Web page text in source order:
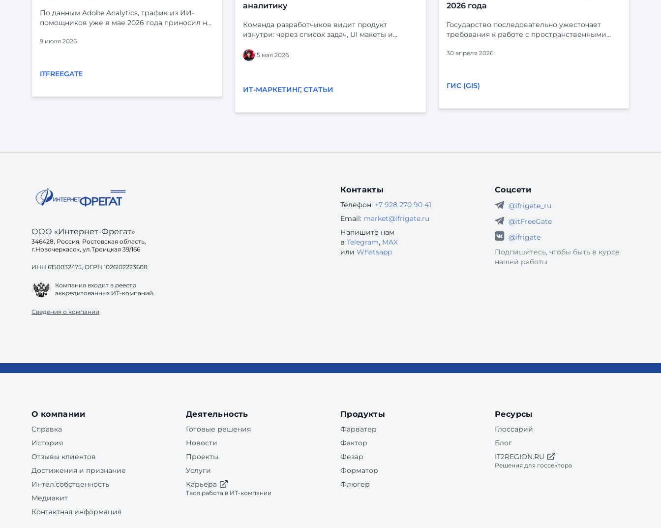
По данным Adobe Analytics, трафик из ИИ-
помощников уже в мае 2026 года приносил на
органический поиск. Посетители, приходящие
изучают сайт и чаще принимают решение о
готов ли ваш са
9 июля 2026
ITFREEGATE
аналитику
Команда разработчиков видит продукт
изнутри: через список задач, UI макеты и
логично: кнопки на месте, статусы продуманы,
сценарий «срабатывает». Но у клиента перед
параллельных дел. Он может отвлечься,
Когда продукт строится «от экранов»,
доходят до конца». «Поддержка завалена
15 мая 2026
ИТ-МАРКЕТИНГ,СТАТЬИ
2026 года
Государство последовательно ужесточает
требования к работе с пространственными
очередные поправки в Федеральный закон №
напрямую затрагивают всех, кто создаёт,
Но на практике требования распространяются
30 апреля 2026
ГИС (GIS)
ООО «Интернет-Фрегат»
346428, Россия, Ростовская область,
г.Новочеркасск, ул.Троицкая 39/166
ИНН 6150032475, ОГРН 1026102223608
Компания входит в реестр
аккредитованных ИТ-компаний.
Сведения о компании
Контакты
Телефон: +7 928 270 90 41
Email: market@ifrigate.ru
Напишите нам
в Telegram, MAX
или Whatsapp
Соцсети
@ifrigate_ru
@itFreeGate
@ifrigate
Подпишитесь, чтобы быть в курсе
нашей работы
О компании
Справка
История
Отзывы клиентов
Достижения и признание
Интел.собственность
Медиакит
Контактная информация
Деятельность
Готовые решения
Новости
Проекты
Услуги
Карьера
Твоя работа в ИТ-компании
Продукты
Фарватер
Фактор
Фезар
Форматор
Флюгер
Ресурсы
Глоссарий
Блог
IT2REGION.RU
Решения для госсектора